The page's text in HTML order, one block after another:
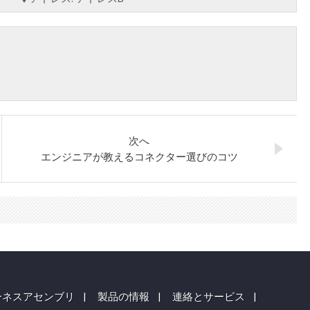
次へ
エンジニアが教えるコネクター選びのコツ
スアセンブリ | 製品の情報 | 連絡とサービス |